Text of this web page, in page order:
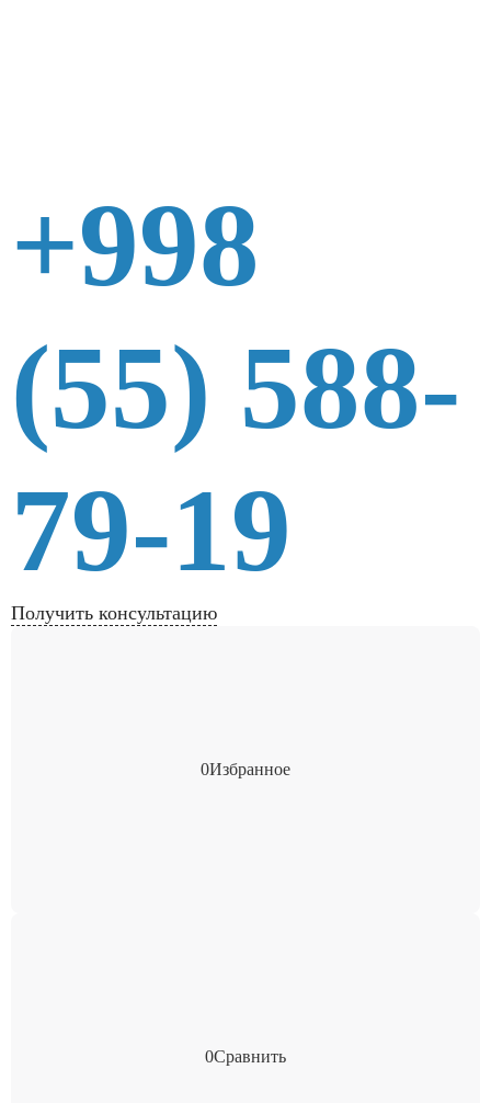
+998
(55) 588-
79-19
Получить консультацию
0Избранное
0Сравнить